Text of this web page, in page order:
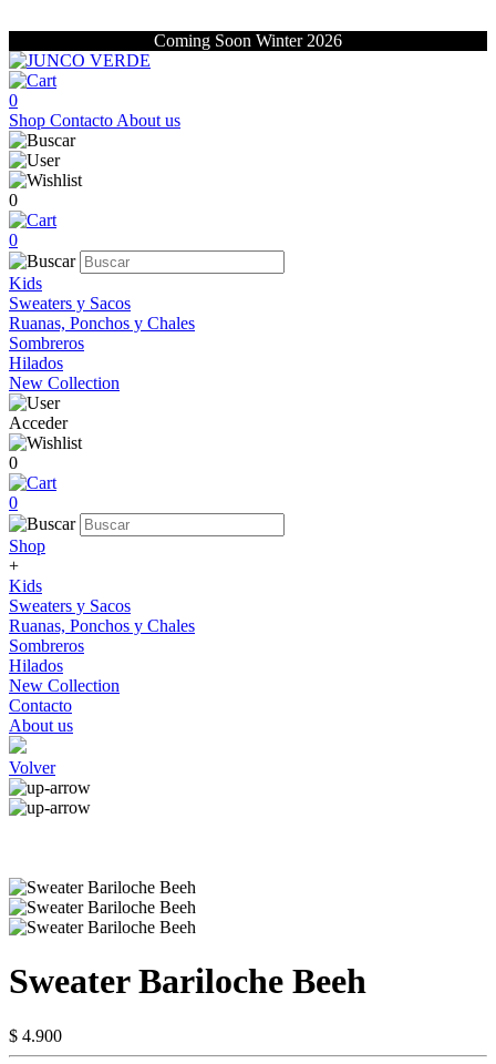
Coming Soon Winter 2026
0
Shop Contacto About us
0
0
Kids
Sweaters y Sacos
Ruanas, Ponchos y Chales
Sombreros
Hilados
New Collection
Acceder
0
0
Shop
+
Kids
Sweaters y Sacos
Ruanas, Ponchos y Chales
Sombreros
Hilados
New Collection
Contacto
About us
Volver
Sweater Bariloche Beeh
$ 4.900